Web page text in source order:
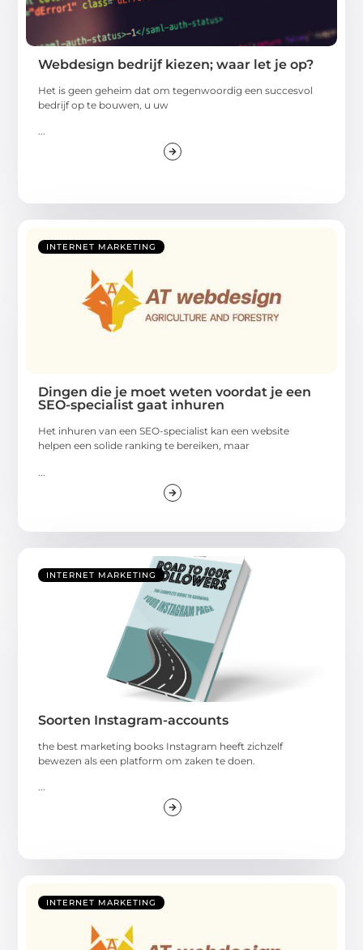
Webdesign bedrijf kiezen; waar let je op?
Het is geen geheim dat om tegenwoordig een succesvol
bedrijf op te bouwen, u uw
...
INTERNET MARKETING
Dingen die je moet weten voordat je een
SEO-specialist gaat inhuren
Het inhuren van een SEO-specialist kan een website
helpen een solide ranking te bereiken, maar
INTERNET MARKETING
Soorten Instagram-accounts
the best marketing books Instagram heeft zichzelf
bewezen als een platform om zaken te doen.
INTERNET MARKETING